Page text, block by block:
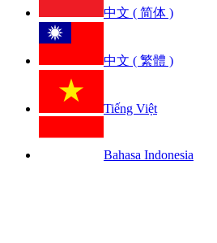
中文 ( 简体 )
中文 ( 繁體 )
Tiếng Việt
Bahasa Indonesia